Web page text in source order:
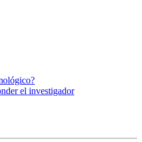
el investigador